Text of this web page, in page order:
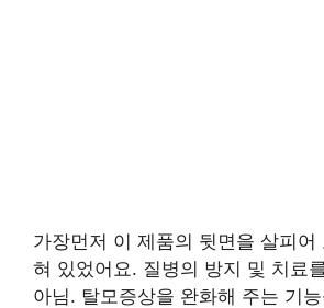
가장먼저 이 제품의 뒷면을 살피어
혀 있었어요. 질병의 방지 및 치료
아님. 탈모증상을 완화해 주는 기